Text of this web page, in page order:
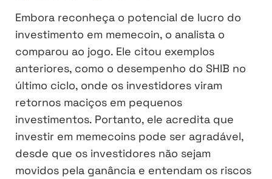
Embora reconheça o potencial de lucro do
investimento em memecoin, o analista o
comparou ao jogo. Ele citou exemplos
anteriores, como o desempenho do SHIB no
último ciclo, onde os investidores viram
retornos maciços em pequenos
investimentos. Portanto, ele acredita que
investir em memecoins pode ser agradável,
desde que os investidores não sejam
movidos pela ganância e entendam os riscos